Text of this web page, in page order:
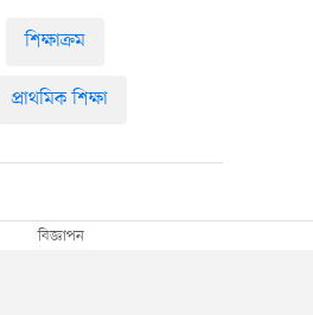
শিক্ষাক্রম
প্রাথমিক শিক্ষা